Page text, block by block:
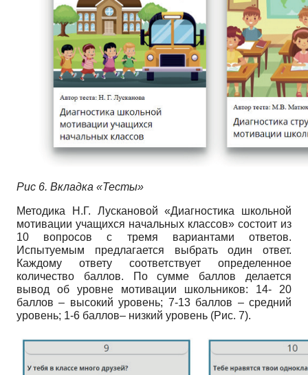
Рис 6. Вкладка «Тесты»
Методика Н.Г. Лускановой «Диагностика школьной
мотивации учащихся начальных классов» состоит из
10 вопросов с тремя вариантами ответов.
Испытуемым предлагается выбрать один ответ.
Каждому ответу соответствует определенное
количество баллов. По сумме баллов делается
вывод об уровне мотивации школьников: 14- 20
баллов – высокий уровень; 7-13 баллов – средний
уровень; 1-6 баллов– низкий уровень (Рис. 7).